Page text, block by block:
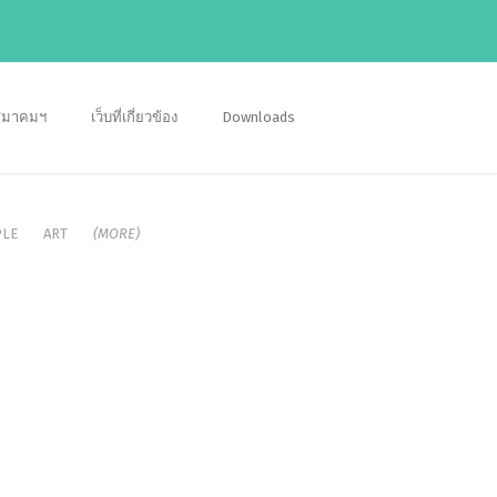
าคมฯ เว็บที่เกี่ยวข้อง Downloads
ART (MORE)